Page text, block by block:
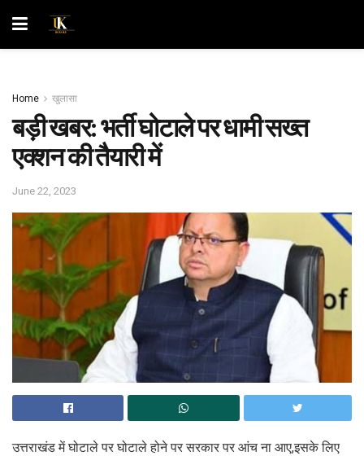
Home खुलासा
बड़ी खबर: भर्ती घोटाले पर धामी सख्त
एक्शन की तैयारी में
June 22, 2023
उत्तराखंड में घोटाले पर घोटाले होने पर सरकार पर आंच ना आए,इसके लिए